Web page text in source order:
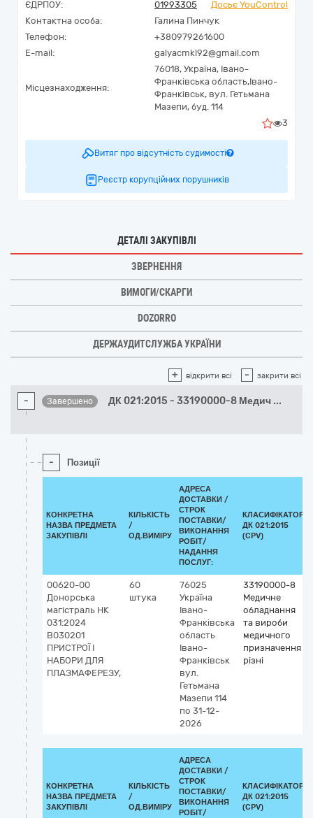
ЄДРПОУ:
01993305
Досьє YouControl
Контактна особа:
Галина Пинчук
Телефон:
+380979261600
E-mail:
galyacmkl92@gmail.com
Місцезнаходження:
76018, Україна, Івано-
Франківська область,Івано-
Франківськ, вул. Гетьмана
Мазепи, буд. 114
3
Витяг про відсутність судимості
Реєстр корупційних порушників
ДЕТАЛІ ЗАКУПІВЛІ
ЗВЕРНЕННЯ
ВИМОГИ/СКАРГИ
DOZORRO
ДЕРЖАУДИТСЛУЖБА УКРАЇНИ
+ відкрити всі - закрити всі
- Завершено ДК 021:2015 - 33190000-8 Медич ...
- Позиції
КОНКРЕТНА
НАЗВА ПРЕДМЕТА
ЗАКУПІВЛІ
КІЛЬКІСТЬ
/
ОД.ВИМІРУ
АДРЕСА
ДОСТАВКИ /
СТРОК
ПОСТАВКИ/
ВИКОНАННЯ
РОБІТ/
НАДАННЯ
ПОСЛУГ:
КЛАСИФІКАТОР
ДК 021:2015
(CPV)
00620-00
Донорська
магістраль НК
031:2024
B030201
ПРИСТРОЇ І
НАБОРИ ДЛЯ
ПЛАЗМАФЕРЕЗУ,
60
штука
76025
Україна
Івано-
Франківська
область
Івано-
Франківськ
вул.
Гетьмана
Мазепи 114
по 31-12-
2026
33190000-8
Медичне
обладнання
та вироби
медичного
призначення
різні
КОНКРЕТНА
НАЗВА ПРЕДМЕТА
ЗАКУПІВЛІ
КІЛЬКІСТЬ
/
ОД.ВИМІРУ
АДРЕСА
ДОСТАВКИ /
СТРОК
ПОСТАВКИ/
ВИКОНАННЯ
РОБІТ/
КЛАСИФІКАТОР
ДК 021:2015
(CPV)